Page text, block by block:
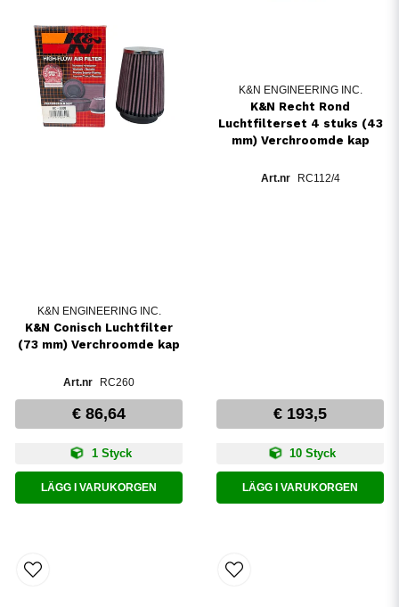
K&N ENGINEERING INC.
K&N Conisch Luchtfilter
(73 mm) Verchroomde kap
RC260
€ 86,64
1 Styck
LÄGG I VARUKORGEN
K&N ENGINEERING INC.
K&N Recht Rond
Luchtfilterset 4 stuks (43
mm) Verchroomde kap
RC112/4
€ 193,5
10 Styck
LÄGG I VARUKORGEN